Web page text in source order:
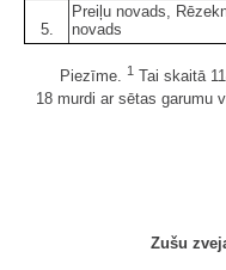
5.
Preiļu novads,
novads
Piezīme. 1 Tai skaitā
18 murdi ar sētas garumu
Zušu